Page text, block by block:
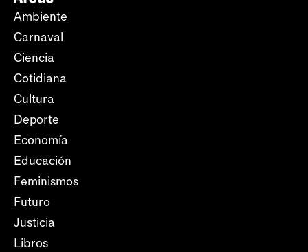
Ambiente
Carnaval
Ciencia
Cotidiana
Cultura
Deporte
Economía
Educación
Feminismos
Futuro
Justicia
Libros